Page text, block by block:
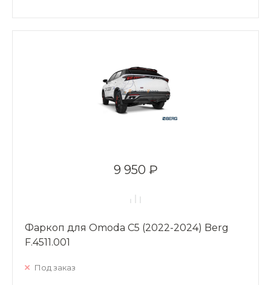
9 950 ₽
Фаркоп для Omoda C5 (2022-2024) Berg
F.4511.001
Под заказ